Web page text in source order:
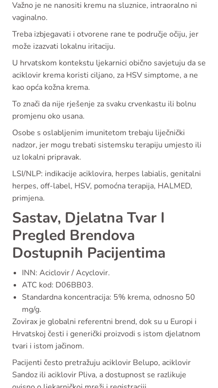
Važno je ne nanositi kremu na sluznice, intraoralno ni
vaginalno.
Treba izbjegavati i otvorene rane te područje očiju, jer
može izazvati lokalnu iritaciju.
U hrvatskom kontekstu ljekarnici obično savjetuju da se
aciklovir krema koristi ciljano, za HSV simptome, a ne
kao opća kožna krema.
To znači da nije rješenje za svaku crvenkastu ili bolnu
promjenu oko usana.
Osobe s oslabljenim imunitetom trebaju liječnički
nadzor, jer mogu trebati sistemsku terapiju umjesto ili
uz lokalni pripravak.
LSI/NLP: indikacije aciklovira, herpes labialis, genitalni
herpes, off-label, HSV, pomoćna terapija, HALMED,
primjena.
Sastav, Djelatna Tvar I
Pregled Brendova
Dostupnih Pacijentima
INN: Aciclovir / Acyclovir.
ATC kod: D06BB03.
Standardna koncentracija: 5% krema, odnosno 50
mg/g.
Zovirax je globalni referentni brend, dok su u Europi i
Hrvatskoj česti i generički proizvodi s istom djelatnom
tvari i istom jačinom.
Pacijenti često pretražuju aciklovir Belupo, aciklovir
Sandoz ili aciklovir Pliva, a dostupnost se razlikuje